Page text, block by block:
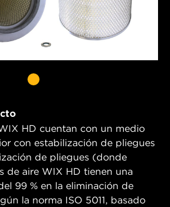
HD cuentan con un medio
con estabilización de pliegues
de pliegues (donde
de aire WIX HD tienen una
99 % en la eliminación de
la norma ISO 5011, basado